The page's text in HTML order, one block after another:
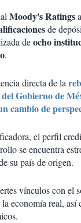
Moody's Ratings
de
deocho
.
directa de la
Gobierno de
cambio de
el perfil
se encuentra
su país de origen.
vínculos con el
economía real, así